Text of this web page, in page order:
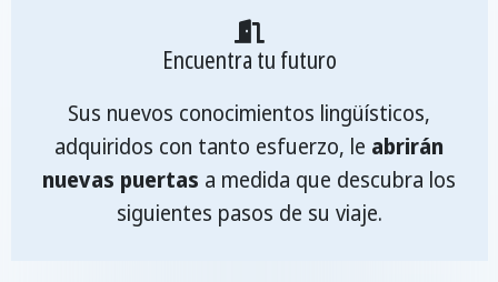
Encuentra tu futuro
Sus nuevos conocimientos lingüísticos,
adquiridos con tanto esfuerzo, le abrirán
nuevas puertas a medida que descubra los
siguientes pasos de su viaje.